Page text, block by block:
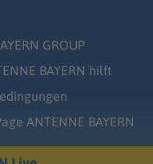
GROUP
BAYERN hilft
ANTENNE BAYERN